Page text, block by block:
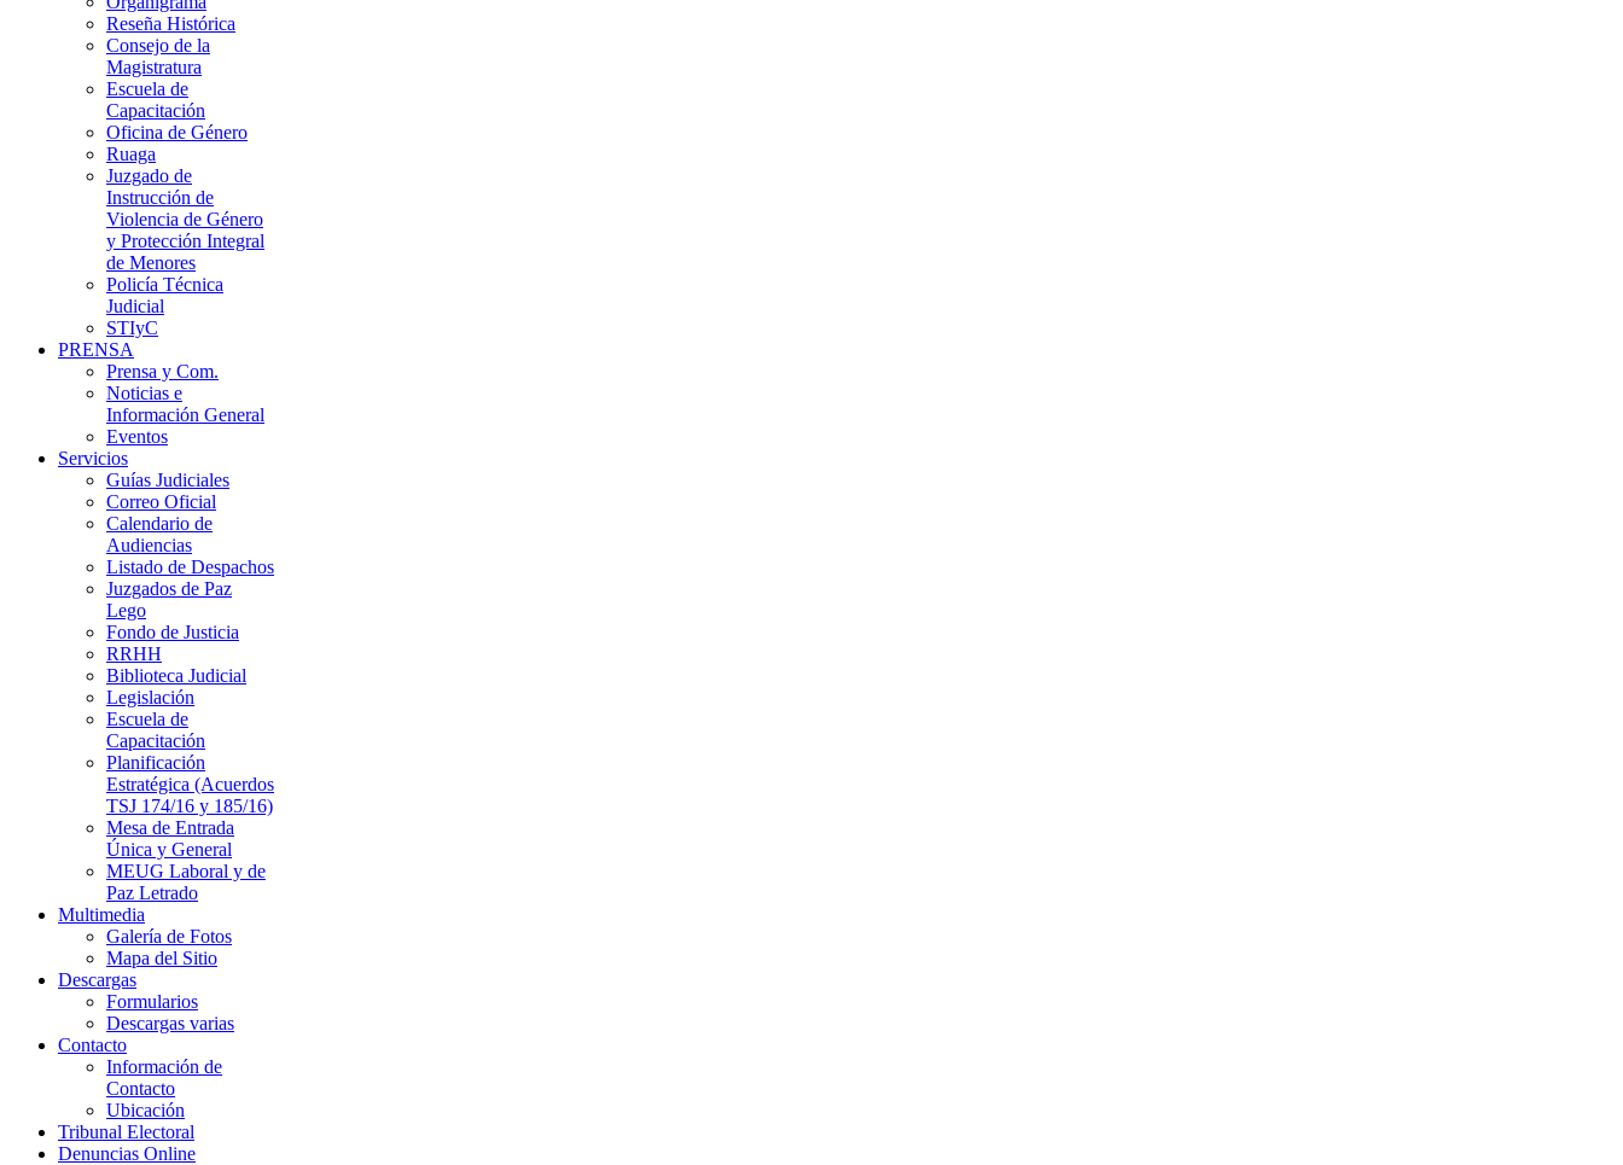
Reseña Histórica
Consejo de la
Magistratura
Escuela de
Capacitación
Oficina de Género
Ruaga
Juzgado de
Instrucción de
Violencia de Género
y Protección Integral
de Menores
Policía Técnica
Judicial
STIyC
PRENSA
Prensa y Com.
Noticias e
Información General
Eventos
Servicios
Guías Judiciales
Correo Oficial
Calendario de
Audiencias
Listado de Despachos
Juzgados de Paz
Lego
Fondo de Justicia
RRHH
Biblioteca Judicial
Legislación
Escuela de
Capacitación
Planificación
Estratégica (Acuerdos
TSJ 174/16 y 185/16)
Mesa de Entrada
Única y General
MEUG Laboral y de
Paz Letrado
Multimedia
Galería de Fotos
Mapa del Sitio
Descargas
Formularios
Descargas varias
Contacto
Información de
Contacto
Ubicación
Tribunal Electoral
Denuncias Online